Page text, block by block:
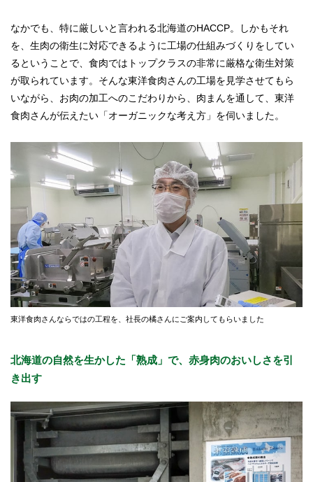
なかでも、特に厳しいと言われる北海道のHACCP。しかもそれ
を、生肉の衛生に対応できるように工場の仕組みづくりをしてい
るということで、食肉ではトップクラスの非常に厳格な衛生対策
が取られています。そんな東洋食肉さんの工場を見学させてもら
いながら、お肉の加工へのこだわりから、肉まんを通して、東洋
食肉さんが伝えたい「オーガニックな考え方」を伺いました。
東洋食肉さんならではの工程を、社長の橘さんにご案内してもらいました
北海道の自然を生かした「熟成」で、赤身肉のおいしさを引
き出す